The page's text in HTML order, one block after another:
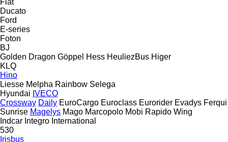
Ducato
Ford
E-series
Foton
BJ
Golden Dragon Göppel Hess HeuliezBus Higer
KLQ
Hino
Liesse Melpha Rainbow Selega
Hyundai IVECO
Crossway Daily EuroCargo Euroclass Eurorider Evadys Ferqui
Sunrise Magelys Mago Marcopolo Mobi Rapido Wing
Indcar Integro International
530
Irisbus